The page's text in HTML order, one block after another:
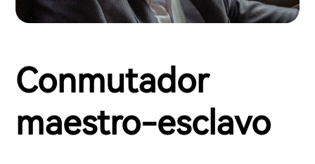
Conmutador
maestro-esclavo